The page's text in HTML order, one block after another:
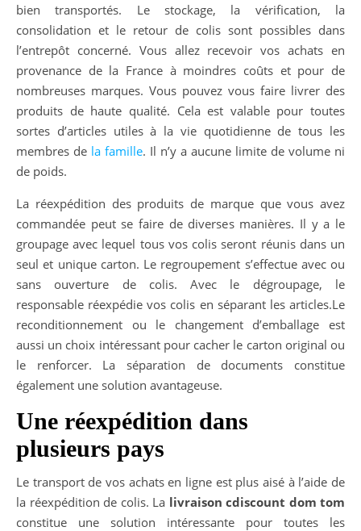
bien transportés. Le stockage, la vérification, la
consolidation et le retour de colis sont possibles dans
l’entrepôt concerné. Vous allez recevoir vos achats en
provenance de la France à moindres coûts et pour de
nombreuses marques. Vous pouvez vous faire livrer des
produits de haute qualité. Cela est valable pour toutes
sortes d’articles utiles à la vie quotidienne de tous les
membres de la famille. Il n’y a aucune limite de volume ni
de poids.
La réexpédition des produits de marque que vous avez
commandée peut se faire de diverses manières. Il y a le
groupage avec lequel tous vos colis seront réunis dans un
seul et unique carton. Le regroupement s’effectue avec ou
sans ouverture de colis. Avec le dégroupage, le
responsable réexpédie vos colis en séparant les articles.Le
reconditionnement ou le changement d’emballage est
aussi un choix intéressant pour cacher le carton original ou
le renforcer. La séparation de documents constitue
également une solution avantageuse.
Une réexpédition dans
plusieurs pays
Le transport de vos achats en ligne est plus aisé à l’aide de
la réexpédition de colis. La livraison cdiscount dom tom
constitue une solution intéressante pour toutes les